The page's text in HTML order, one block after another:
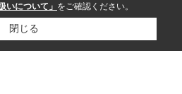
いについて」 をご確認ください。
閉じる